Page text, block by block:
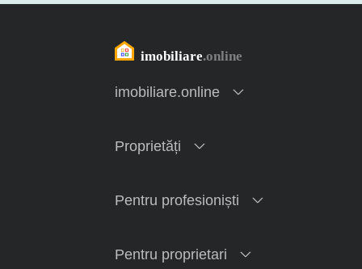
imobiliare.online
Proprietăți
Pentru profesioniști
Pentru proprietari